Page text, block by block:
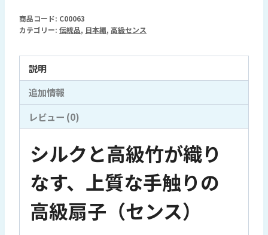
ン
（扇
子）
シ
ル
ク
面
高
級
竹
商品コード: C00063
カテゴリー: 伝統品, 日本編, 高級センス
説明
追加情報
レビュー (0)
シルクと高級竹が織り
なす、上質な手触りの
高級扇子（センス）